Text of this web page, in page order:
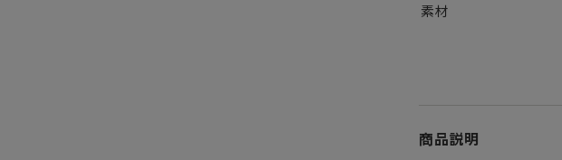
素材
商品説明